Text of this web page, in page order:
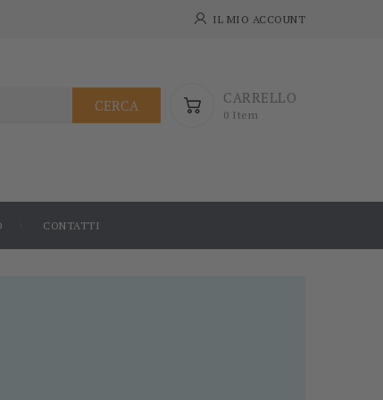
IL MIO ACCOUNT
CARRELLO
0 Item
CERCA
CONTATTI